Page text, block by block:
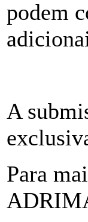
podem
A
Para